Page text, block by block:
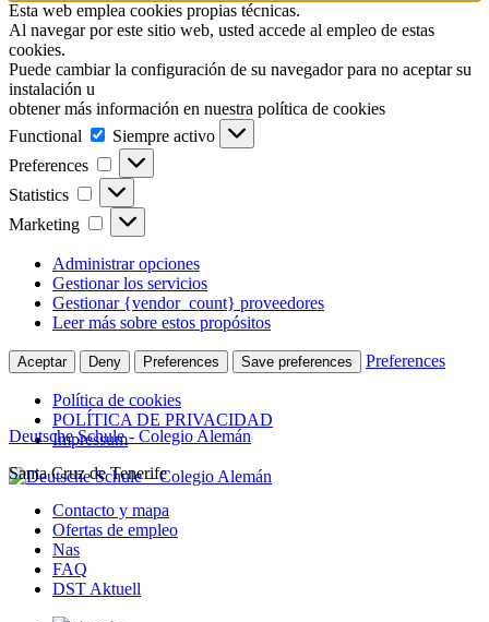
Esta web emplea cookies propias técnicas.
Al navegar por este sitio web, usted accede al empleo de estas
cookies.
Puede cambiar la configuración de su navegador para no aceptar su
instalación u
obtener más información en nuestra política de cookies
Functional
Functional
Siempre activo
Preferences
Preferences
Statistics Statistics
Marketing Marketing
Administrar opciones
Gestionar los servicios
Gestionar {vendor_count} proveedores
Leer más sobre estos propósitos
Aceptar Deny Preferences Save preferences Preferences
Política de cookies
POLÍTICA DE PRIVACIDAD
Impressum
Ir
contenido
Deutsche Schule - Colegio Alemán
Santa Cruz de Tenerife
Contacto y mapa
Ofertas de empleo
Nas
FAQ
DST Aktuell